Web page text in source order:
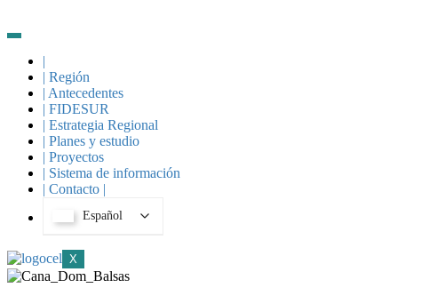
to
|
| Región
| Antecedentes
| FIDESUR
| Estrategia Regional
| Planes y estudio
| Proyectos
| Sistema de información
| Contacto |
Español
X